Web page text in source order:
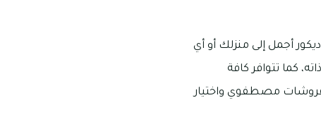
أجمل إلى منزلك أو أي
كما تتوافر كافة
مفروشات مصطفوي واختيار